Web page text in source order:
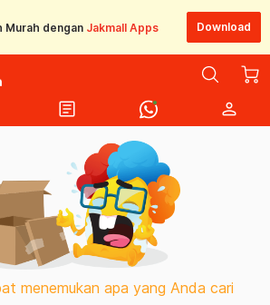
Murah dengan Jakmall Apps Download
article person
menemukan apa yang Anda cari